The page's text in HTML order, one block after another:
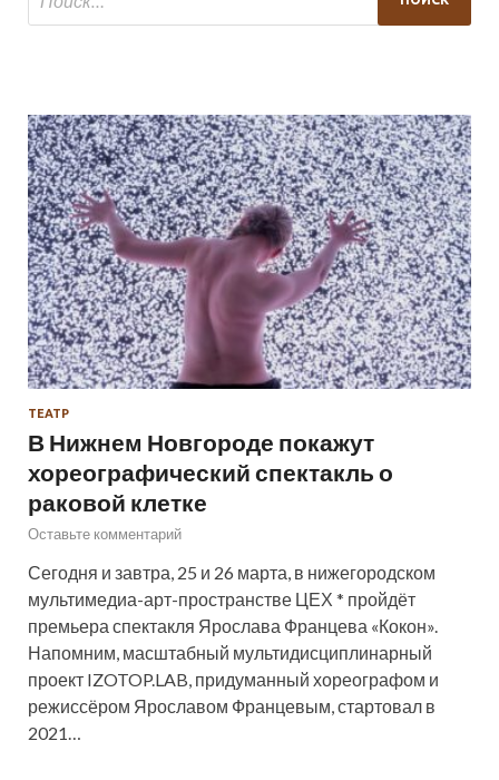
ТЕАТР
В Нижнем Новгороде покажут
хореографический спектакль о
раковой клетке
Оставьте комментарий
Сегодня и завтра, 25 и 26 марта, в нижегородском
мультимедиа-арт-пространстве ЦЕХ * пройдёт
премьера спектакля Ярослава Францева «Кокон».
Напомним, масштабный мультидисциплинарный
проект IZOTOP.LAB, придуманный хореографом и
режиссёром Ярославом Францевым, стартовал в
2021…